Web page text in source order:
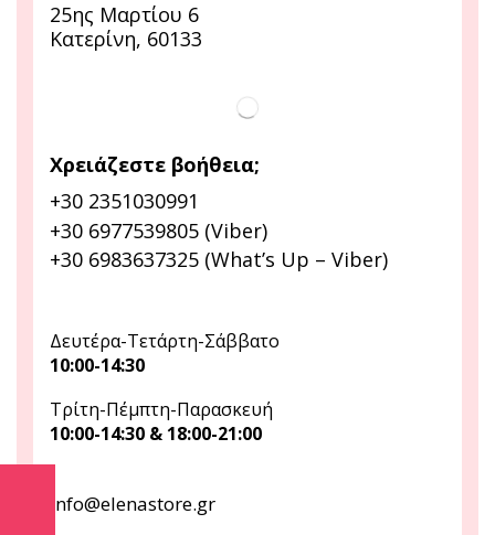
25ης Μαρτίου 6
Κατερίνη, 60133
Χρειάζεστε βοήθεια;
+30 2351030991
+30 6977539805 (Viber)
+30 6983637325 (What’s Up – Viber)
Δευτέρα-Τετάρτη-Σάββατο
10:00-14:30
Τρίτη-Πέμπτη-Παρασκευή
10:00-14:30 & 18:00-21:00
info@elenastore.gr